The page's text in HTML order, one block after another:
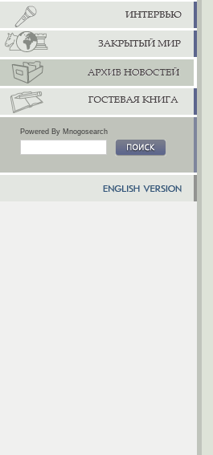
Powered By Mnogosearch